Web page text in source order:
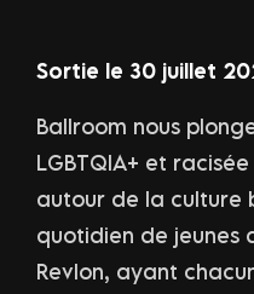
Sortie le 30 juillet
Ballroom nous
LGBTQIA+ et
autour de la culture
quotidien de jeunes
Revlon, ayant